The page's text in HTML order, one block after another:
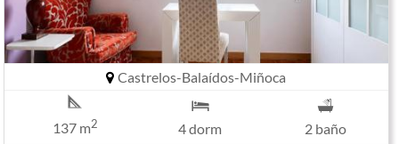
Castrelos-Balaídos-Miñoca
137 m2 4 dorm 2 baño